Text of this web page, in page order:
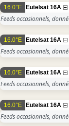
16.0°E Eutelsat 16A
Feeds occasionnels,
16.0°E Eutelsat 16A
Feeds occasionnels,
16.0°E Eutelsat 16A
Feeds occasionnels,
16.0°E Eutelsat 16A
Feeds occasionnels,